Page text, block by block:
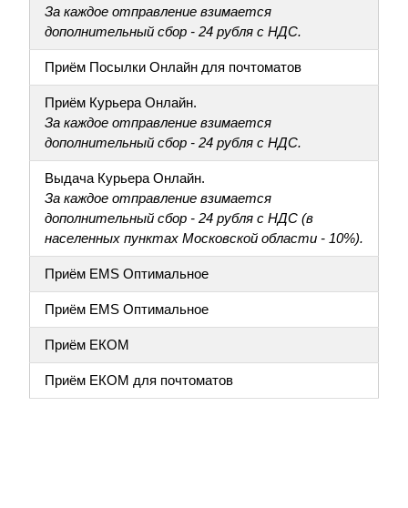
За каждое отправление взимается
дополнительный сбор - 24 рубля с НДС.
Приём Посылки Онлайн для почтоматов
Приём Курьера Онлайн.
За каждое отправление взимается
дополнительный сбор - 24 рубля с НДС.
Выдача Курьера Онлайн.
За каждое отправление взимается
дополнительный сбор - 24 рубля с НДС (в
населенных пунктах Московской области - 10%).
Приём EMS Оптимальное
Приём EMS Оптимальное
Приём ЕКОМ
Приём ЕКОМ для почтоматов